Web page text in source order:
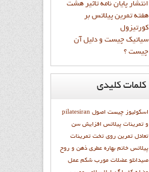
انتشار پايان نامه تاثیر هشت
هفته تمرین پیلاتس بر
کورتیزول
سیاتیک چیست و دلیل آن
چیست ؟
کلمات کلیدی
pilatesiran اسکولیوز چیست اصول
و تمرينات پيلاتس افزایش سن
تعادل تمرين روي تخت تمرينات
پيلاتس خانم بهاره عطري ذهن و روح
صیدانلو عضلات مورب شکم عمل